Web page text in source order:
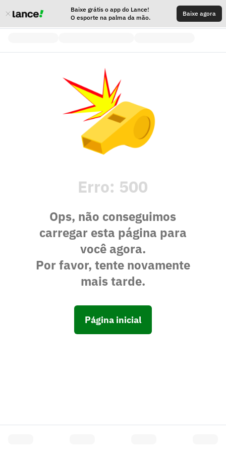
Baixe grátis o app do Lance!
O esporte na palma da mão.
Baixe agora
Erro: 500
Ops, não conseguimos
carregar esta página para
você agora.
Por favor, tente novamente
mais tarde.
Página inicial